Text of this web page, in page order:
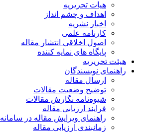
هیات تحریریه
اهداف و چشم انداز
اخبار نشریه
کارنامه علمی
اصول اخلاقی انتشار مقاله
پایگاه های نمایه کننده
هیئت تحریریه
راهنمای نویسندگان
ارسال مقاله
توضیح وضعیت مقالات
شیوه‌نامه نگارش مقالات
فرایند ارزیابی مقاله
راهنمای ویرایش مقاله در سامانه
زمانبندی ارزیابی مقاله